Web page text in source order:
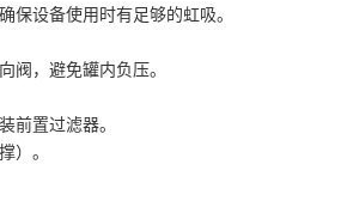
保设备使用时有足够的虹吸。
阀，避免罐内负压。
前置过滤器。
）。